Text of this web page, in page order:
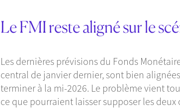
Le FMI reste aligné sur le
Les dernières prévisions du Fonds
central de janvier dernier, sont bien
terminer à la mi-2026. Le problème vient
ce que pourraient laisser supposer les